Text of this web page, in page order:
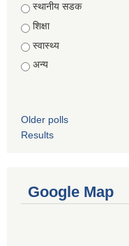
स्थानीय सडक
शिक्षा
स्वास्थ्य
अन्य
Older polls
Results
Google Map